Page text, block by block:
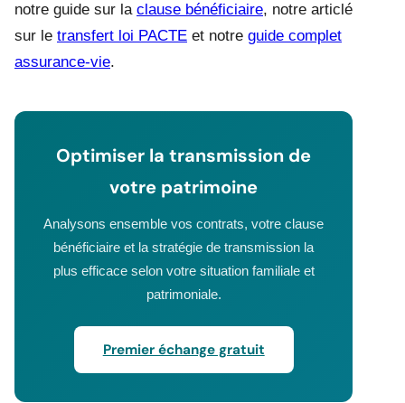
notre guide sur la clause bénéficiaire, notre articlé
sur le transfert loi PACTE et notre guide complet
assurance-vie.
Optimiser la transmission de
votre patrimoine
Analysons ensemble vos contrats, votre clause
bénéficiaire et la stratégie de transmission la
plus efficace selon votre situation familiale et
patrimoniale.
Premier échange gratuit